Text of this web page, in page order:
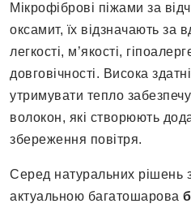
Мікрофіброві піжами за
оксамит, їх відзначають за
легкості, м’якості,
довговічності. Висока
утримувати тепло
волокон, які створюють
збереження повітря.
Серед натуральних рішень
актуальною багатошарова